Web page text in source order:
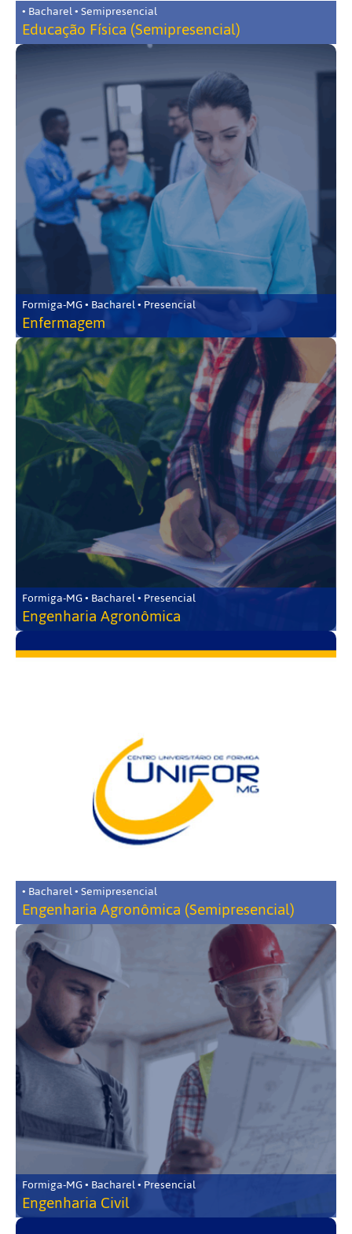
• Bacharel • Semipresencial
Educação Física (Semipresencial)
Formiga-MG • Bacharel • Presencial
Enfermagem
Formiga-MG • Bacharel • Presencial
Engenharia Agronômica
• Bacharel • Semipresencial
Engenharia Agronômica (Semipresencial)
Formiga-MG • Bacharel • Presencial
Engenharia Civil